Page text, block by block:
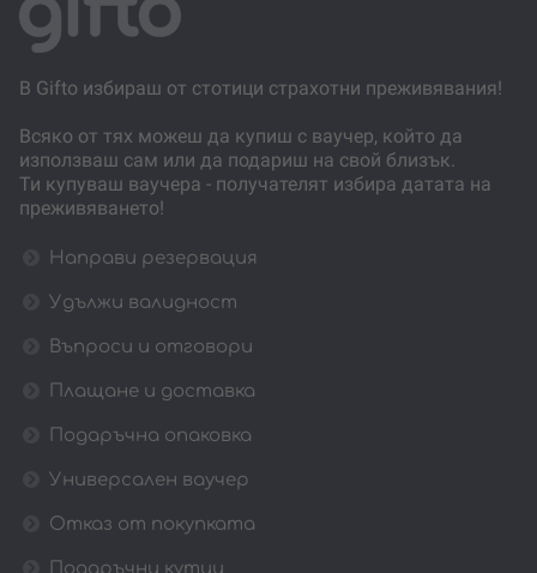
В Gifto избираш от стотици страхотни преживявания!
Всяко от тях можеш да купиш с ваучер, който да
използваш сам или да подариш на свой близък.
Ти купуваш ваучера - получателят избира датата на
преживяването!
Направи резервация
Удължи валидност
Въпроси и отговори
Плащане и доставка
Подаръчна опаковка
Универсален ваучер
Отказ от покупката